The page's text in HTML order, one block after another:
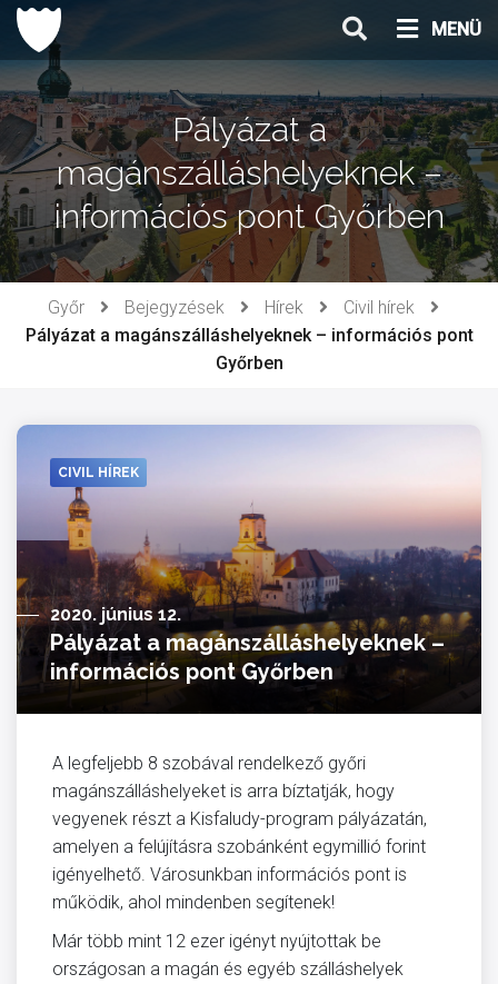
Ugrás
tartalomhoz
MENÜ
Pályázat a
magánszálláshelyeknek –
információs pont Győrben
Győr Bejegyzések Hírek
Civil hírek
Pályázat a magánszálláshelyeknek – információs pont
Győrben
CIVIL HÍREK
2020. június 12.
Pályázat a magánszálláshelyeknek –
információs pont Győrben
A legfeljebb 8 szobával rendelkező győri
magánszálláshelyeket is arra bíztatják, hogy
vegyenek részt a Kisfaludy-program pályázatán,
amelyen a felújításra szobánként egymillió forint
igényelhető. Városunkban információs pont is
működik, ahol mindenben segítenek!
Már több mint 12 ezer igényt nyújtottak be
országosan a magán és egyéb szálláshelyek